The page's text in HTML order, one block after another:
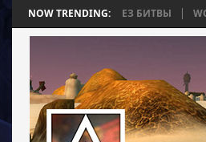
NOW TRENDING:
БЕЗ БИТВЫ WORLD WAR